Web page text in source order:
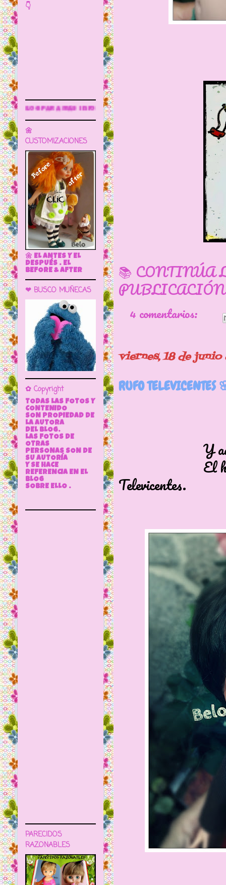
📚 CONTINÚA
4 comentarios:
viernes, 18 de junio
RUFO TELEVICENTES
Y aquí
El hermano
Televicentes.
👇
🌼
CUSTOMIZACIONES
🌼 EL ANTES Y EL
DESPUÉS . EL
BEFORE & AFTER
❤ BUSCO MUÑECAS
✿ Copyright
TODAS LAS FOTOS Y
CONTENIDO
SON PROPIEDAD DE
LA AUTORA
DEL BLOG.
LAS FOTOS DE
OTRAS
PERSONAS SON DE
SU AUTORÍA
Y SE HACE
REFERENCIA EN EL
BLOG
SOBRE ELLO .
PARECIDOS
RAZONABLES